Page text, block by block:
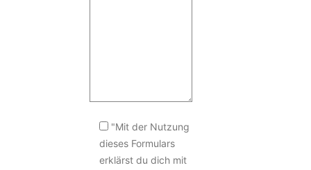
"Mit der Nutzung
dieses Formulars
erklärst du dich mit